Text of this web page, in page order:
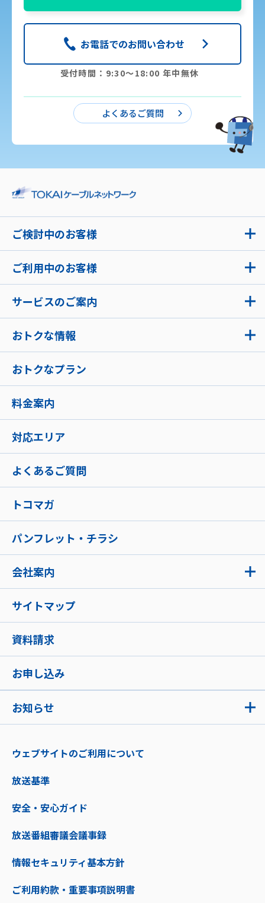
お電話でのお問い合わせ
受付時間：9:30〜18:00 年中無休
よくあるご質問
ご検討中のお客様
お知らせ
ご利用中のお客様
サービスのご案内
おトクな情報
おトクなプラン
料金案内
対応エリア
よくあるご質問
トコマガ
パンフレット・チラシ
会社案内
サイトマップ
資料請求
お申し込み
ウェブサイトのご利用について
放送基準
安全・安心ガイド
放送番組審議会議事録
情報セキュリティ基本方針
ご利用約款・重要事項説明書